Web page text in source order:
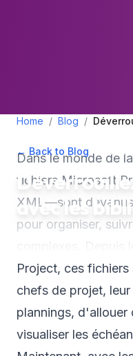
Home / Blog /
← Back to Blog •
avec les
Dans le monde de
fichiers Microsoft
XML—sont
pour organiser,
Project, ces
chefs de projet,
plannings, d'allouer
visualiser les